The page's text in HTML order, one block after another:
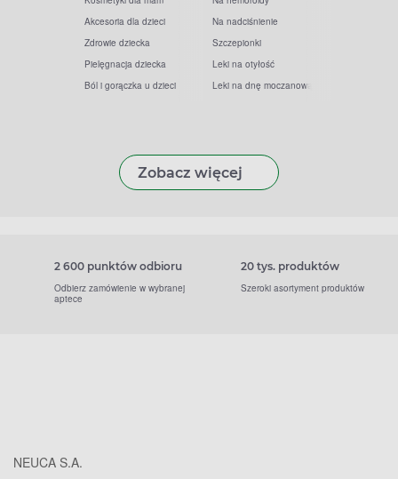
Akcesoria dla dzieci
Zdrowie dziecka
Pielęgnacja dziecka
Ból i gorączka u dzieci
Na nadciśnienie
Szczepionki
Leki na otyłość
Leki na dnę moczanową
Zobacz więcej
2 600 punktów odbioru
Odbierz zamówienie w wybranej
aptece
20 tys. produktów
Szeroki asortyment produktów
NEUCA S.A.